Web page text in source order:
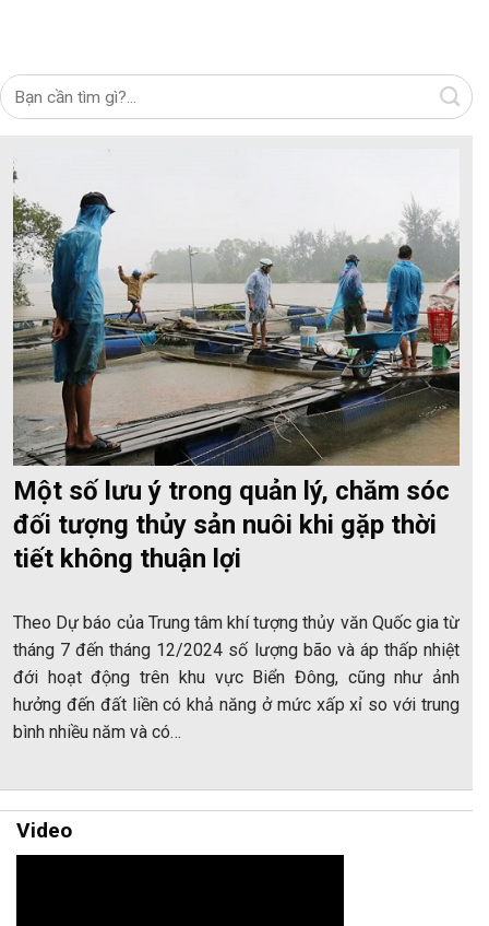
Một số lưu ý trong quản lý, chăm sóc
đối tượng thủy sản nuôi khi gặp thời
tiết không thuận lợi
Theo Dự báo của Trung tâm khí tượng thủy văn Quốc gia từ
tháng 7 đến tháng 12/2024 số lượng bão và áp thấp nhiệt
đới hoạt động trên khu vực Biển Đông, cũng như ảnh
hưởng đến đất liền có khả năng ở mức xấp xỉ so với trung
bình nhiều năm và có…
Video